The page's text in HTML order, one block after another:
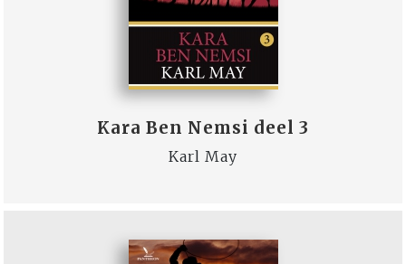
Kara Ben Nemsi deel 3
Karl May